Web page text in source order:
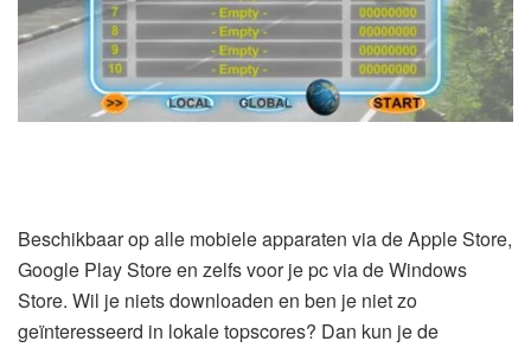
Beschikbaar op alle mobiele apparaten via de Apple Store,
Google Play Store en zelfs voor je pc via de Windows
Store. Wil je niets downloaden en ben je niet zo
geïnteresseerd in lokale topscores? Dan kun je de